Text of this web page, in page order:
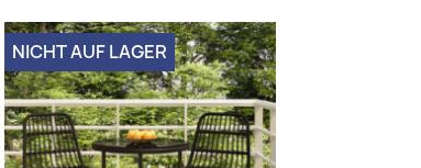
NICHT AUF LAGER